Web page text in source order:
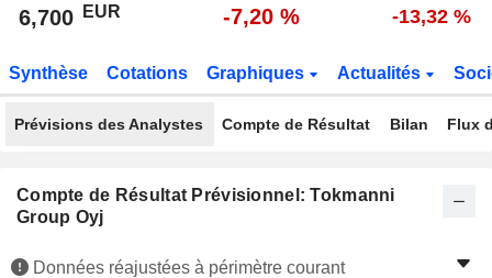
6,700 EUR -7,20 % -13,32 %
Synthèse Cotations Graphiques Actualités
Prévisions des Analystes Compte de Résultat Bilan Flux
Compte de Résultat Prévisionnel: Tokmanni
Group Oyj
Données réajustées à périmètre courant